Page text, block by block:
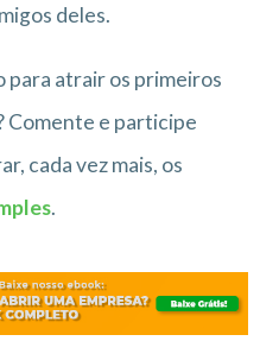
deles.
para atrair os primeiros
Comente e participe
cada vez mais, os
.